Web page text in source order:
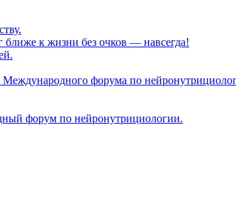
к жизни без очков — навсегда!
форума по
форум по нейронутрициологии.